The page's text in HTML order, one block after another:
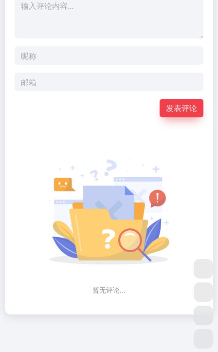
发表评论
暂无评论...